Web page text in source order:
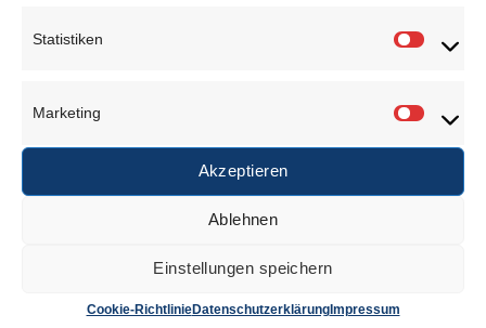
Statistiken
Marketing
Akzeptieren
Ablehnen
Einstellungen speichern
Cookie-RichtlinieDatenschutzerklärungImpressum
in Deutschland sind in ein weltweites Netzwerk von
den Bedürfnissen des Kunden.
Über uns
Anschrift